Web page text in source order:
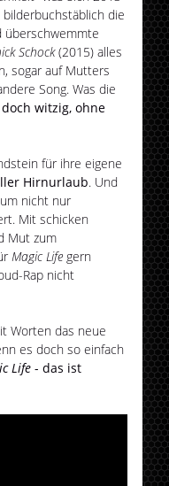
die
überschwemmte
Schock(2015) alles
sogar auf Mutters
Song. Was die
witzig, ohne
für ihre eigene
Hirnurlaub. Und
nicht nur
Mit schicken
Mut zum
Magic Life gern
Rap nicht
Worten das neue
es doch so einfach
Life - das ist